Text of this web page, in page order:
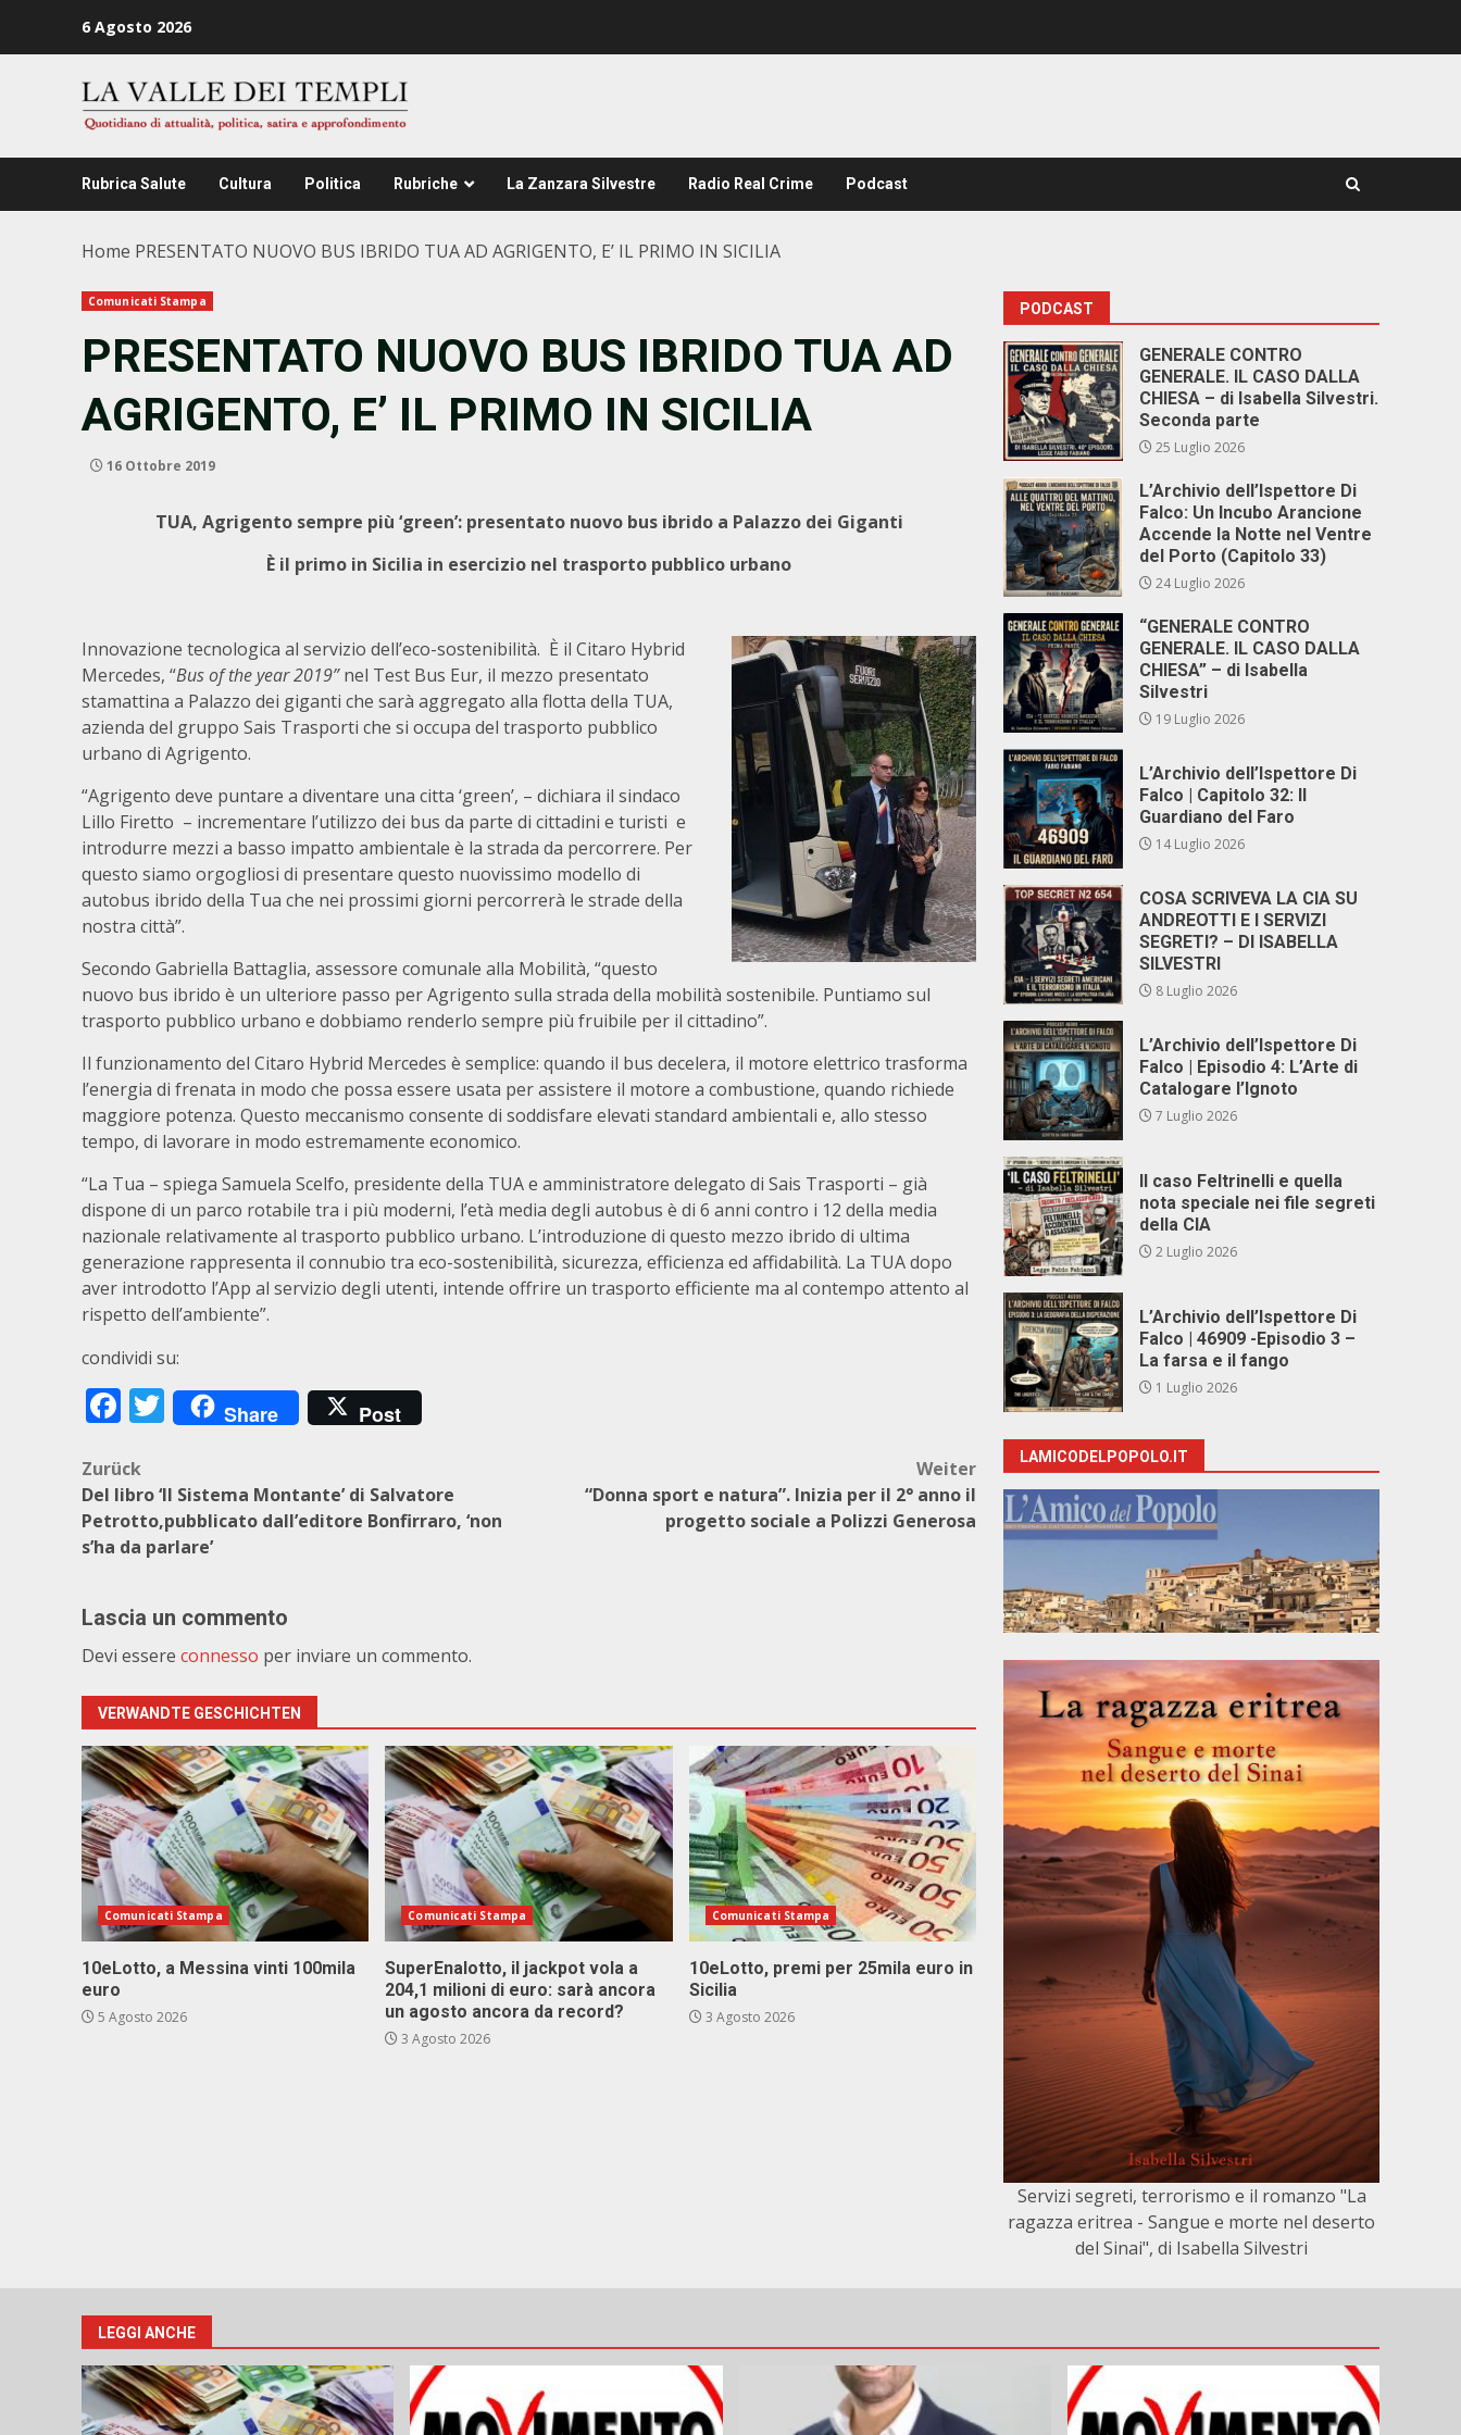
6 Agosto 2026
Rubrica Salute Cultura Politica Rubriche La Zanzara Silvestre Radio Real Crime Podcast
Home PRESENTATO NUOVO BUS IBRIDO TUA AD AGRIGENTO, E’ IL PRIMO IN SICILIA
Comunicati Stampa
PRESENTATO NUOVO BUS IBRIDO TUA AD
AGRIGENTO, E’ IL PRIMO IN SICILIA
16 Ottobre 2019
TUA, Agrigento sempre più ‘green’: presentato nuovo bus ibrido a Palazzo dei Giganti
È il primo in Sicilia in esercizio nel trasporto pubblico urbano
Innovazione tecnologica al servizio dell’eco-sostenibilità. È il Citaro Hybrid
Mercedes, “Bus of the year2019”nel Test Bus Eur, il mezzo presentato
stamattina a Palazzo dei giganti che sarà aggregato alla flotta della TUA,
azienda del gruppo Sais Trasporti che si occupa del trasporto pubblico
urbano di Agrigento.
“Agrigento deve puntare a diventare una citta ‘green’, – dichiara il sindaco
Lillo Firetto – incrementare l’utilizzo dei bus da parte di cittadini e turisti e
introdurre mezzi a basso impatto ambientale è la strada da percorrere. Per
questo siamo orgogliosi di presentare questo nuovissimo modello di
autobus ibrido della Tua che nei prossimi giorni percorrerà le strade della
nostra città”.
Secondo Gabriella Battaglia, assessore comunale alla Mobilità, “questo
nuovo bus ibrido è un ulteriore passo per Agrigento sulla strada della mobilità sostenibile. Puntiamo sul
trasporto pubblico urbano e dobbiamo renderlo sempre più fruibile per il cittadino”.
Il funzionamento del Citaro Hybrid Mercedes è semplice: quando il bus decelera, il motore elettrico trasforma
l’energia di frenata in modo che possa essere usata per assistere il motore a combustione, quando richiede
maggiore potenza. Questo meccanismo consente di soddisfare elevati standard ambientali e, allo stesso
tempo, di lavorare in modo estremamente economico.
“La Tua – spiega Samuela Scelfo, presidente della TUA e amministratore delegato di Sais Trasporti – già
dispone di un parco rotabile tra i più moderni, l’età media degli autobus è di 6 anni contro i 12 della media
nazionale relativamente al trasporto pubblico urbano. L’introduzione di questo mezzo ibrido di ultima
generazione rappresenta il connubio tra eco-sostenibilità, sicurezza, efficienza ed affidabilità. La TUA dopo
aver introdotto l’App al servizio degli utenti, intende offrire un trasporto efficiente ma al contempo attento al
rispetto dell’ambiente”.
condividi su:
Facebook
Twitter
Share Post
Beitragsnavigation
Zurück
Del libro ‘Il Sistema Montante’ di Salvatore
Petrotto,pubblicato dall’editore Bonfirraro, ‘non
s’ha da parlare’
Weiter
“Donna sport e natura”. Inizia per il 2° anno il
progetto sociale a Polizzi Generosa
Lascia un commento
Devi essere connesso per inviare un commento.
VERWANDTE GESCHICHTEN
Comunicati Stampa
10eLotto, a Messina vinti 100mila
euro
5 Agosto 2026
Comunicati Stampa
SuperEnalotto, il jackpot vola a
204,1 milioni di euro: sarà ancora
un agosto ancora da record?
3 Agosto 2026
Comunicati Stampa
10eLotto, premi per 25mila euro in
Sicilia
3 Agosto 2026
PODCAST
GENERALE CONTRO
GENERALE. IL CASO DALLA
CHIESA – di Isabella Silvestri.
Seconda parte
25 Luglio 2026
L’Archivio dell’Ispettore Di
Falco: Un Incubo Arancione
Accende la Notte nel Ventre
del Porto (Capitolo 33)
24 Luglio 2026
“GENERALE CONTRO
GENERALE. IL CASO DALLA
CHIESA” – di Isabella
Silvestri
19 Luglio 2026
L’Archivio dell’Ispettore Di
Falco | Capitolo 32: Il
Guardiano del Faro
14 Luglio 2026
COSA SCRIVEVA LA CIA SU
ANDREOTTI E I SERVIZI
SEGRETI? – DI ISABELLA
SILVESTRI
8 Luglio 2026
L’Archivio dell’Ispettore Di
Falco | Episodio 4: L’Arte di
Catalogare l’Ignoto
7 Luglio 2026
Il caso Feltrinelli e quella
nota speciale nei file segreti
della CIA
2 Luglio 2026
L’Archivio dell’Ispettore Di
Falco | 46909 -Episodio 3 –
La farsa e il fango
1 Luglio 2026
LAMICODELPOPOLO.IT
Servizi segreti, terrorismo e il romanzo "La
ragazza eritrea - Sangue e morte nel deserto
del Sinai", di Isabella Silvestri
LEGGI ANCHE